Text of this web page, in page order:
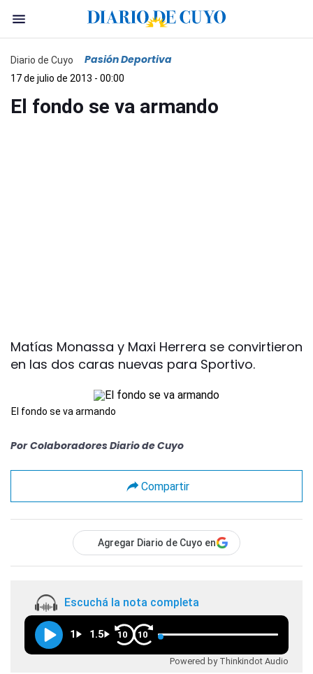
Diario de Cuyo Pasión Deportiva
17 de julio de 2013 - 00:00
El fondo se va armando
Matías Monassa y Maxi Herrera se convirtieron
en las dos caras nuevas para Sportivo.
El fondo se va armando
Por Colaboradores Diario de Cuyo
Compartir
Agregar Diario de Cuyo en
Escuchá la nota completa
1 1.5 10 10
Powered by Thinkindot Audio